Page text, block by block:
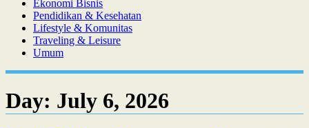
Ekonomi Bisnis
Pendidikan & Kesehatan
Lifestyle & Komunitas
Traveling & Leisure
Umum
Day: July 6, 2026